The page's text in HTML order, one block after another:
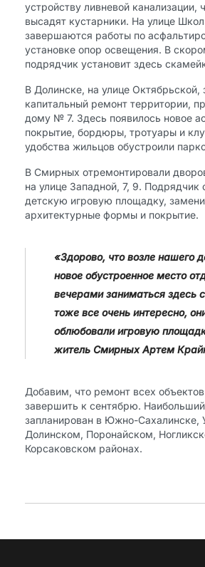
устройству ливневой канализации,
высадят кустарники. На улице
завершаются работы по
установке опор освещения. В
подрядчик установит здесь
В Долинске, на улице Октябрьской,
капитальный ремонт территории,
дому № 7. Здесь появилось новое
покрытие, бордюры, тротуары и
удобства жильцов обустроили
В Смирных отремонтировали
на улице Западной, 7, 9. Подрядчик
детскую игровую площадку,
архитектурные формы и покрытие.
«Здорово, что возле нашего
новое обустроенное место
вечерами заниматься здесь
тоже все очень интересно,
облюбовали игровую
житель Смирных Артем
Добавим, что ремонт всех
завершить к сентябрю.
запланирован в Южно-Сахалинске,
Долинском, Поронайском,
Корсаковском районах.